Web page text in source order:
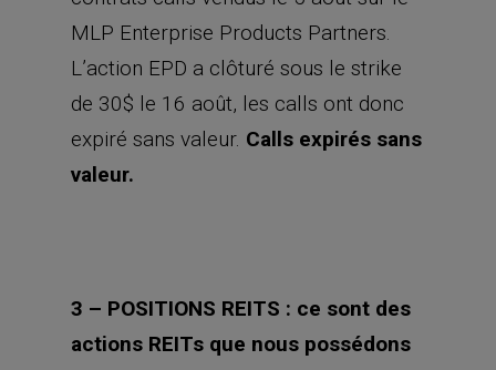
MLP Enterprise Products Partners.
L’action EPD a clôturé sous le strike
de 30$ le 16 août, les calls ont donc
expiré sans valeur. Calls expirés sans
valeur.
3 – POSITIONS REITS : ce sont des
actions REITs que nous possédons